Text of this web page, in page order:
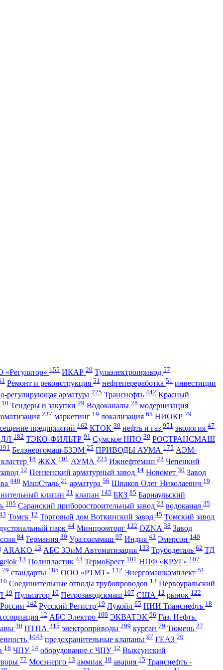
155 ИКАР 20 Тулаэлектропривод 57
Ремонт и реконструкция 51 нефтепереработка 51 инвестиции
регулирующая арматура 225 Транснефть 442 Красный
Тендеры и закупки 29 Водоканалы 28 модернизация
237 маркетинг 19 локализация 65 НИОКР 79
предприятий 162 КТОК 30 нефть и газ 951 экология 47
182 ТЭКО-ФИЛЬТР 91 Сумское НПО 30 РОСТРАНСМАШ
191 Белэнергомаш-БЗЭМ 25 ПРИВОДЫ АУМА 175 АЭМ-
18 ЖКХ 101 АУМА 223 Ижнефтемаш 22 Чепецкий
12 Пензенский арматурный завод 14 Новомет 30 Завод
440 МашСталь 21 арматура 56 Шпаков Олег Николаевич 19
клапан 21 клапан 145 БКЗ 85 Барнаульский
105 Саранский приборостроительный завод 23 водоканал 35
Томск 12 Торговый дом Воткинский завод 45 Томский завод
парк 44 Минпромторг 122 OZNA 38 Завод
84 Германия 39 Уралхиммаш 97 Индия 43 Эмерсон 140
ARAKO 13 АБС ЗЭиМ Автоматизация 133 Трубодеталь 62 ТД
13 Полипластик 43 ТермоБрест 101 НПФ «КРУГ» 107
79 стандарты 185 ООО «РТМТ» 112 Энергомашкомплект 51
10 Соединительные отводы трубопроводов 13 Первоуральский
19 Пульсатор 10 Петрозаводскмаш 107 США 12 рынок 122
142 Русский Регистр 19 Лукойл 65 НИИ Транснефть 18
12 АБС Электро 100 ЭКВАТЭК 96 Газ. Нефть.
30 ПТПА 315 электроприводы 299 курган 79 Тюмень 27
1043 предохранительные клапаны 97 ГЕАЗ 20
16 ЧПУ 14 оборудование с ЧПУ 12 Выксунский
77 Мосэнерго 13 аммиак 10 авария 15 Транснефть -